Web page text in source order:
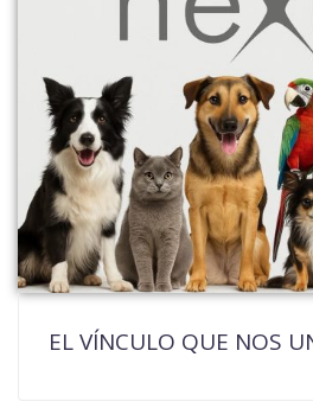
EL VÍNCULO QUE NOS